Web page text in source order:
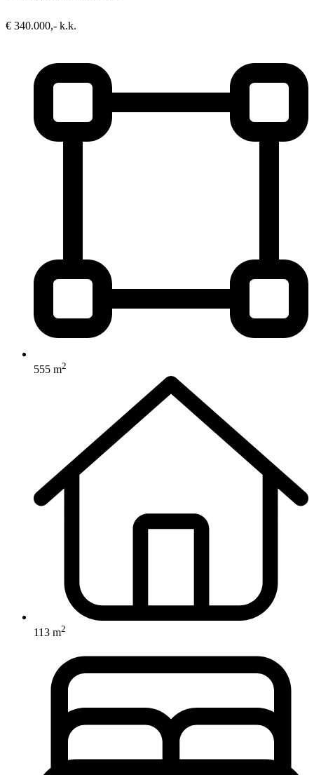
€ 340.000,- k.k.
555 m2
113 m2